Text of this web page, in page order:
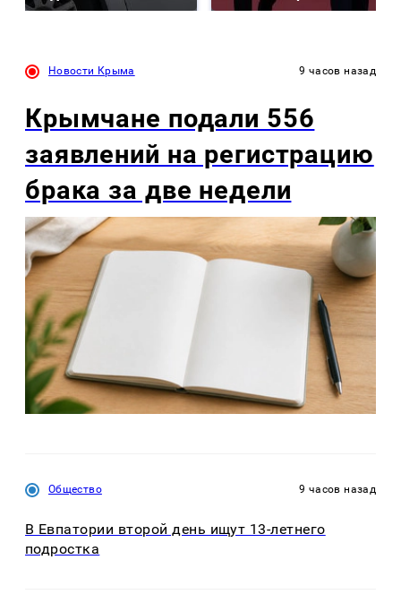
Новости Крыма 9 часов назад
Крымчане подали 556
заявлений на регистрацию
брака за две недели
Общество 9 часов назад
В Евпатории второй день ищут 13-летнего
подростка